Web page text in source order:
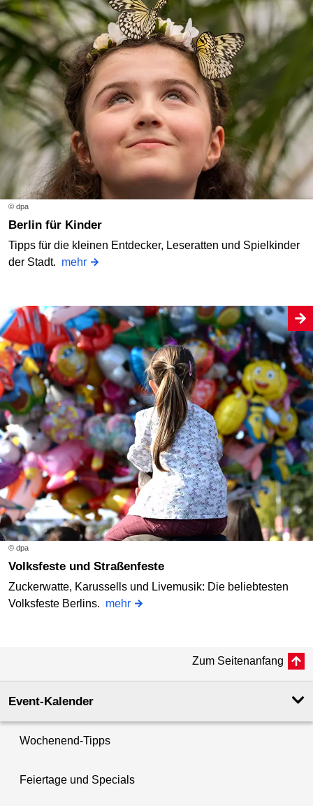
© dpa
Berlin für Kinder
Tipps für die kleinen Entdecker, Leseratten und Spielkinder
der Stadt. mehr
© dpa
Volksfeste und Straßenfeste
Zuckerwatte, Karussells und Livemusik: Die beliebtesten
Volksfeste Berlins. mehr
Zum Seitenanfang
Event-Kalender
Wochenend-Tipps
Feiertage und Specials